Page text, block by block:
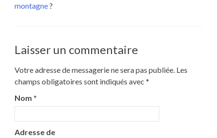
montagne?
Laisser un commentaire
Votre adresse de messagerie ne sera pas publiée. Les
champs obligatoires sont indiqués avec *
Nom *
Adresse de